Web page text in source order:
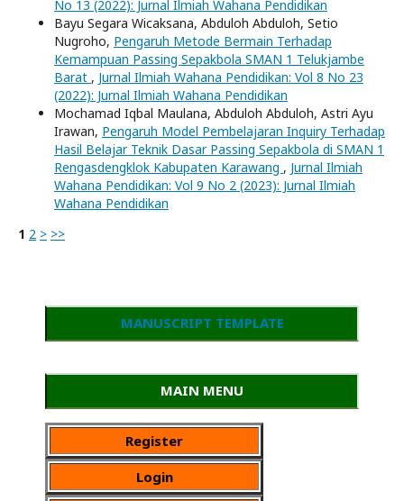
No 13 (2022): Jurnal Ilmiah Wahana Pendidikan
Bayu Segara Wicaksana, Abduloh Abduloh, Setio
Nugroho, Pengaruh Metode Bermain Terhadap
Kemampuan Passing Sepakbola SMAN 1 Telukjambe
Barat , Jurnal Ilmiah Wahana Pendidikan: Vol 8 No 23
(2022): Jurnal Ilmiah Wahana Pendidikan
Mochamad Iqbal Maulana, Abduloh Abduloh, Astri Ayu
Irawan, Pengaruh Model Pembelajaran Inquiry Terhadap
Hasil Belajar Teknik Dasar Passing Sepakbola di SMAN 1
Rengasdengklok Kabupaten Karawang , Jurnal Ilmiah
Wahana Pendidikan: Vol 9 No 2 (2023): Jurnal Ilmiah
Wahana Pendidikan
1 2 > >>
MANUSCRIPT TEMPLATE
MAIN MENU
Register
Login